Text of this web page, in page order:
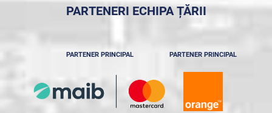
PARTENERI ECHIPA ȚĂRII
PARTENER PRINCIPAL PARTENER PRINCIPAL